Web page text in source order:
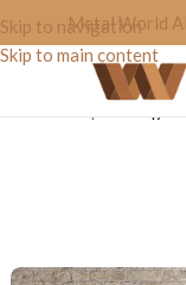
Skip to navigation
Skip to main content
Metal World Al